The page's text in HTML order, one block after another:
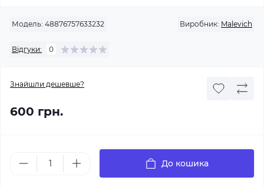
Модель: 48876757633232 Виробник: Malevich
Відгуки: 0
Знайшли дешевше?
600 грн.
До кошика